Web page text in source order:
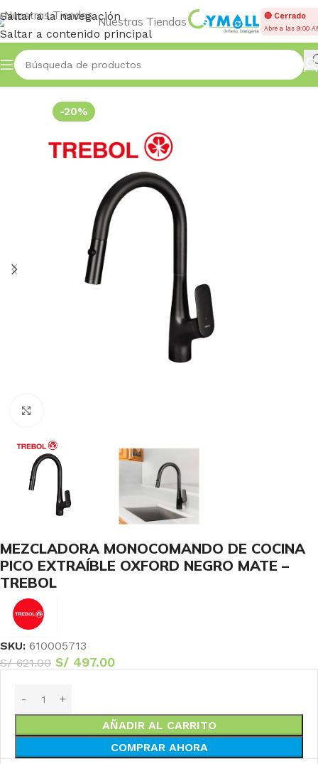
Saltar a la navegación
Saltar a contenido principal
Nuestras Tiendas 🔴 Cerrado
Abre a las 9:00
Inicio Accessories
-20%
MEZCLADORA MONOCOMANDO DE COCINA
PICO EXTRAÍBLE OXFORD NEGRO MATE –
TREBOL
SKU: 610005713
S/621.00 S/ 497.00
AÑADIR AL CARRITO
COMPRAR AHORA